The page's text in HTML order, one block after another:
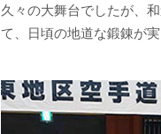
久々の大舞台でしたが、
て、日頃の地道な鍛錬が